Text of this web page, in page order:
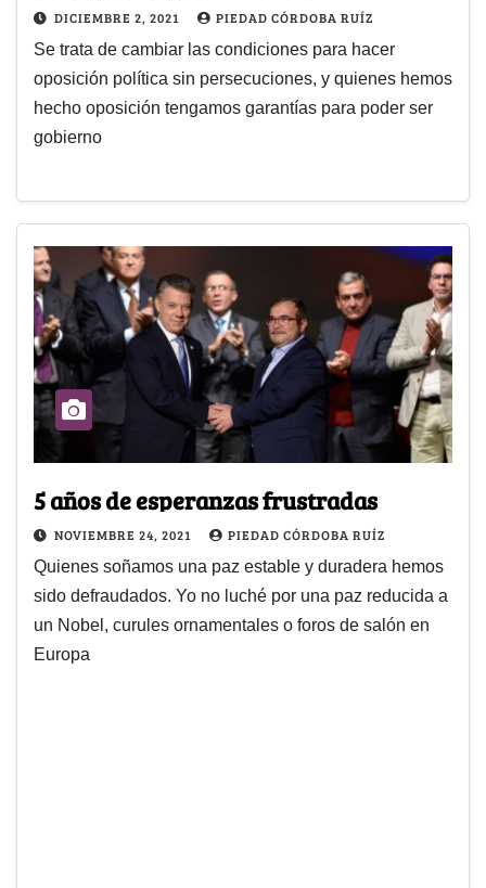
DICIEMBRE 2, 2021 PIEDAD CÓRDOBA RUÍZ
Se trata de cambiar las condiciones para hacer
oposición política sin persecuciones, y quienes hemos
hecho oposición tengamos garantías para poder ser
gobierno
5 años de esperanzas frustradas
NOVIEMBRE 24, 2021 PIEDAD CÓRDOBA RUÍZ
Quienes soñamos una paz estable y duradera hemos
sido defraudados. Yo no luché por una paz reducida a
un Nobel, curules ornamentales o foros de salón en
Europa